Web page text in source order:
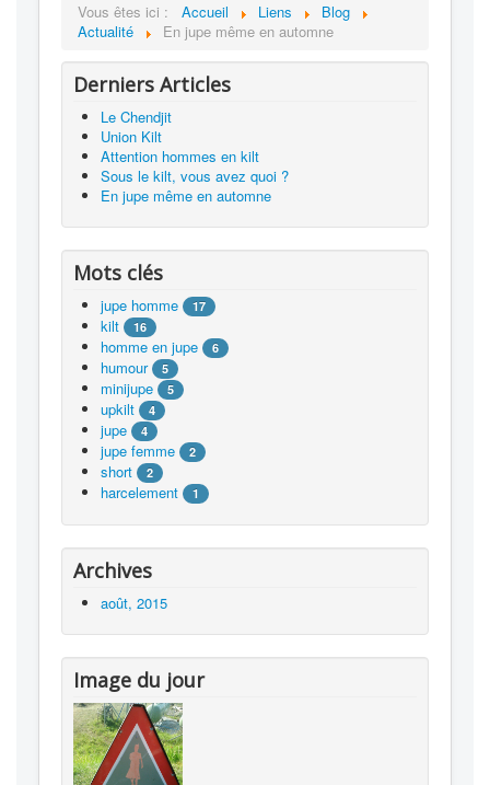
Vous êtes ici : Accueil Liens
Blog
Actualité
En jupe même en automne
Derniers Articles
Le Chendjit
Union Kilt
Attention hommes en kilt
Sous le kilt, vous avez quoi ?
En jupe même en automne
Mots clés
jupe homme 17
kilt 16
homme en jupe 6
humour 5
minijupe 5
upkilt 4
jupe 4
jupe femme 2
short 2
harcelement 1
Archives
août, 2015
Image du jour